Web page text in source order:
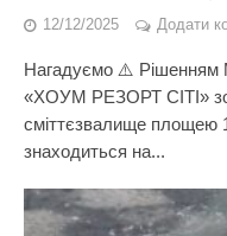
12/12/2025 Додати
Нагадуємо ⚠️ Рішенням
«ХОУМ РЕЗОРТ СІТІ»
сміттєзвалище площею
знаходиться на...